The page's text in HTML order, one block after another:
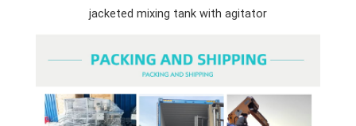
jacketed mixing tank with agitator